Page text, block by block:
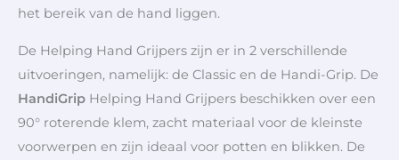
het bereik van de hand liggen.
De Helping Hand Grijpers zijn er in 2 verschillende
uitvoeringen, namelijk: de Classic en de Handi-Grip. De
HandiGrip Helping Hand Grijpers beschikken over een
90° roterende klem, zacht materiaal voor de kleinste
voorwerpen en zijn ideaal voor potten en blikken. De